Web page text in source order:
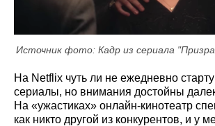
Источник фото: Кадр из сериала
На Netflix чуть ли не ежедневно
сериалы, но внимания достойны
На «ужастиках» онлайн-кинотеатр
как никто другой из конкурентов, и у